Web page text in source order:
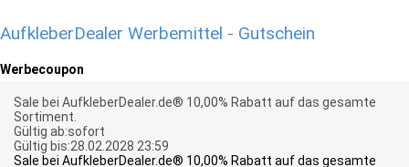
AufkleberDealer Werbemittel - Gutschein
Werbecoupon
Sale bei AufkleberDealer.de® 10,00% Rabatt auf das gesamte
Sortiment.
Gültig ab:sofort
Gültig bis:28.02.2028 23:59
Sale bei AufkleberDealer.de® 10,00% Rabatt auf das gesamte